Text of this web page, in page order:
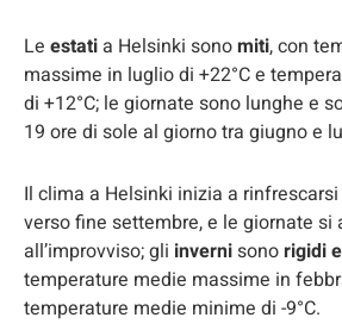
Le estati a Helsinki sonomiti, con
massime in luglio di +22°C e
di +12°C; le giornate sono lunghe e
19 ore di sole al giorno tra giugno e
Il clima a Helsinki inizia a
verso fine settembre, e le giornate si
all’improvviso; gli invernisonorigidi
temperature medie massime in
temperature medie minime di -9°C.